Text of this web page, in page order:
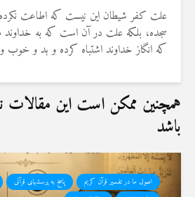
علت کفر شیطان این نیست که اطاعت نکرده
سجده، بلکه علت در آن است که به خداوند
که انگاز خداوند اشتباه کرده و بد و خوب
همچنین ممکن است این مقالات
باشد
اصول ما در تفسیر قرآن کریم پاسخ به پرسشهای قرآنی